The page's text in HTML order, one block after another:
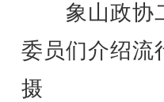
象山政协二
委员们介绍流
摄